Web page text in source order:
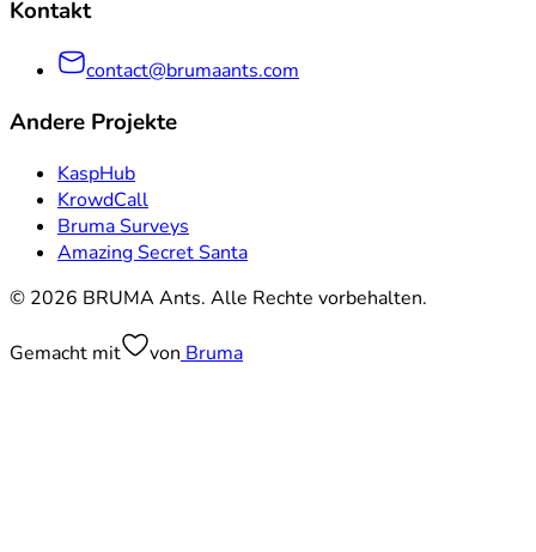
Kontakt
contact@brumaants.com
Andere Projekte
KaspHub
KrowdCall
Bruma Surveys
Amazing Secret Santa
© 2026 BRUMA Ants. Alle Rechte vorbehalten.
Gemacht mit von Bruma